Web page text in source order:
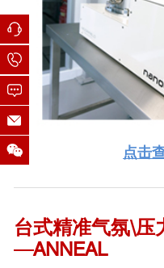
点击
台式精准气氛\压
—ANNEAL
Evonetix公司（
DR. DAN BRATTON PH.D对
在Evonetix，我们正在开创
法。我们想拥有一种将金属蒸